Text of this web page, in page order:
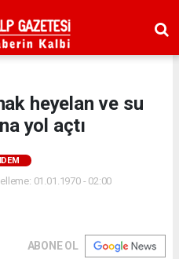
heyelan ve su
yol açtı
01.01.1970 - 02:00
ABONE OL